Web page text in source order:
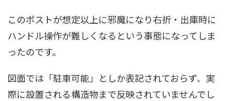
このポストが想定以上に邪魔になり右折・出庫時に
ハンドル操作が難しくなるという事態になってしま
ったのです。
図面では「駐車可能」としか表記されておらず、実
際に設置される構造物まで反映されていませんでし